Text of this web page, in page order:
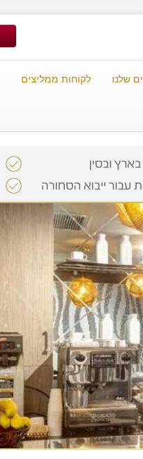
שלנו לקוחות ממליצים